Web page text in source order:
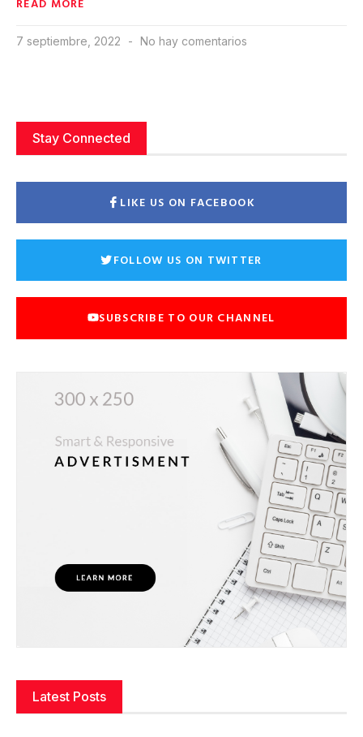
7 septiembre, 2022 No hay comentarios
Stay Connected
LIKE US ON FACEBOOK
FOLLOW US ON TWITTER
SUBSCRIBE TO OUR CHANNEL
Latest Posts